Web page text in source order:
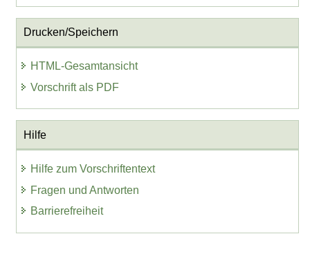
Drucken/Speichern
HTML-Gesamtansicht
Vorschrift als PDF
Hilfe
Hilfe zum Vorschriftentext
Fragen und Antworten
Barrierefreiheit